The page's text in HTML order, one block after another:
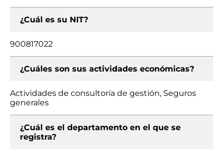
¿Cuál es su NIT?
900817022
¿Cuáles son sus actividades económicas?
Actividades de consultoría de gestión, Seguros
generales
¿Cuál es el departamento en el que se
registra?